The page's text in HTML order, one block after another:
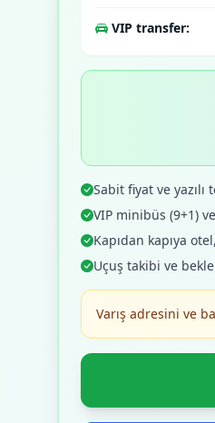
VIP transfer:
Sabit fiyat ve yazılı
VIP minibüs (9+1)
Kapıdan kapıya
Uçuş takibi ve
Varış adresini ve